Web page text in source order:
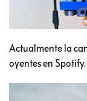
Actualmente la
oyentes en Spotify.